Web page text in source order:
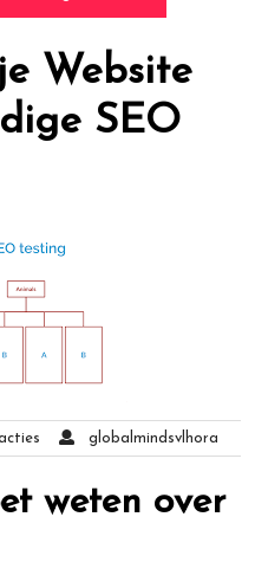
Website
SEO
globalmindsvlhora
weten over